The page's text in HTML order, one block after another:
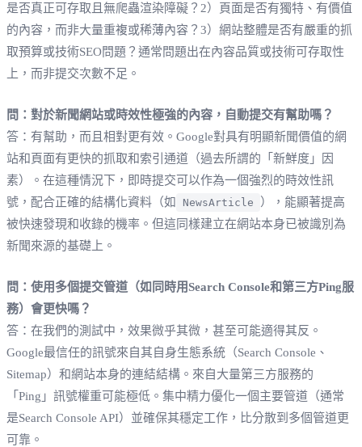
是否真正可存取且無爬蟲渲染障礙？2）頁面是否有獨特、有價值
的內容，而非大量重複或稀薄內容？3）網站整體是否有嚴重的抓
取預算或技術SEO問題？通常問題出在內容品質或技術可存取性
上，而非提交次數不足。
問：對於新聞網站或時效性極強的內容，自動提交有幫助嗎？
答：有幫助，而且相對更有效。Google對具有明顯新聞價值的網
站和頁面有更快的抓取和索引通道（過去所謂的「新鮮度」因
素）。在這種情況下，即時提交可以作為一個強烈的時效性訊
號，配合正確的結構化資料（如
NewsArticle
），能顯著提高
被快速發現和收錄的機率。但這同樣建立在網站本身已被識別為
新聞來源的基礎上。
問：使用多個提交管道（如同時用Search Console和第三方Ping服
務）會更快嗎？
答：在我們的測試中，效果微乎其微，甚至可能適得其反。
Google最信任的訊號來自其自身生態系統（Search Console、
Sitemap）和網站本身的連結結構。來自大量第三方服務的
「Ping」訊號權重可能極低。集中精力優化一個主要管道（通常
是Search Console API）並確保其穩定工作，比分散到多個管道更
可靠。